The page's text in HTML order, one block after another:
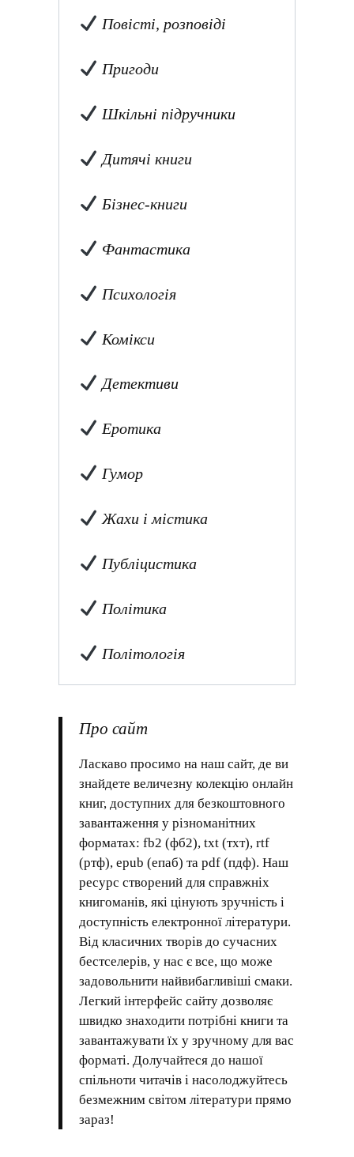
Повісті, розповіді
Пригоди
Шкільні підручники
Дитячі книги
Бізнес-книги
Фантастика
Психологія
Комікси
Детективи
Еротика
Гумор
Жахи і містика
Публіцистика
Політика
Політологія
Про сайт
Ласкаво просимо на наш сайт, де ви
знайдете величезну колекцію онлайн
книг, доступних для безкоштовного
завантаження у різноманітних
форматах: fb2 (фб2), txt (тхт), rtf
(ртф), epub (епаб) та pdf (пдф). Наш
ресурс створений для справжніх
книгоманів, які цінують зручність і
доступність електронної літератури.
Від класичних творів до сучасних
бестселерів, у нас є все, що може
задовольнити найвибагливіші смаки.
Легкий інтерфейс сайту дозволяє
швидко знаходити потрібні книги та
завантажувати їх у зручному для вас
форматі. Долучайтеся до нашої
спільноти читачів і насолоджуйтесь
безмежним світом літератури прямо
зараз!